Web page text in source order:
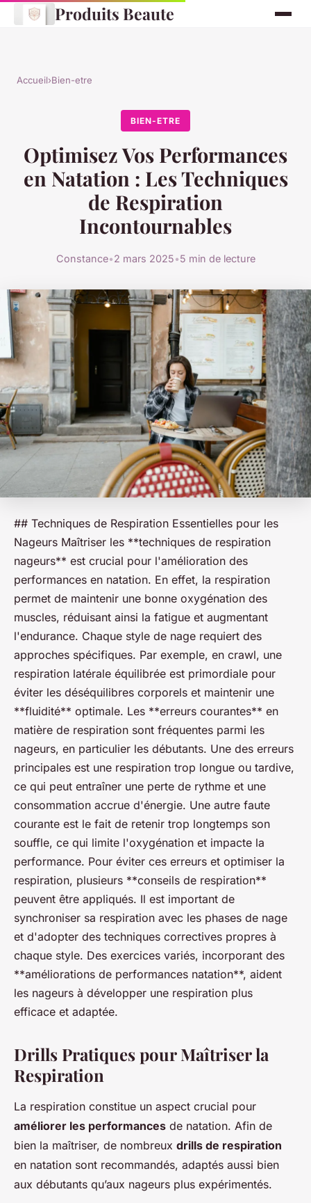
Produits Beaute
Accueil›Bien-etre
BIEN-ETRE
Optimisez Vos Performances
en Natation : Les Techniques
de Respiration
Incontournables
Constance•2 mars 2025•5 min de lecture
## Techniques de Respiration Essentielles pour les
Nageurs Maîtriser les **techniques de respiration
nageurs** est crucial pour l'amélioration des
performances en natation. En effet, la respiration
permet de maintenir une bonne oxygénation des
muscles, réduisant ainsi la fatigue et augmentant
l'endurance. Chaque style de nage requiert des
approches spécifiques. Par exemple, en crawl, une
respiration latérale équilibrée est primordiale pour
éviter les déséquilibres corporels et maintenir une
**fluidité** optimale. Les **erreurs courantes** en
matière de respiration sont fréquentes parmi les
nageurs, en particulier les débutants. Une des erreurs
principales est une respiration trop longue ou tardive,
ce qui peut entraîner une perte de rythme et une
consommation accrue d'énergie. Une autre faute
courante est le fait de retenir trop longtemps son
souffle, ce qui limite l'oxygénation et impacte la
performance. Pour éviter ces erreurs et optimiser la
respiration, plusieurs **conseils de respiration**
peuvent être appliqués. Il est important de
synchroniser sa respiration avec les phases de nage
et d'adopter des techniques correctives propres à
chaque style. Des exercices variés, incorporant des
**améliorations de performances natation**, aident
les nageurs à développer une respiration plus
efficace et adaptée.
Drills Pratiques pour Maîtriser la
Respiration
La respiration constitue un aspect crucial pour
améliorer les performances de natation. Afin de
bien la maîtriser, de nombreux drills de respiration
en natation sont recommandés, adaptés aussi bien
aux débutants qu’aux nageurs plus expérimentés.